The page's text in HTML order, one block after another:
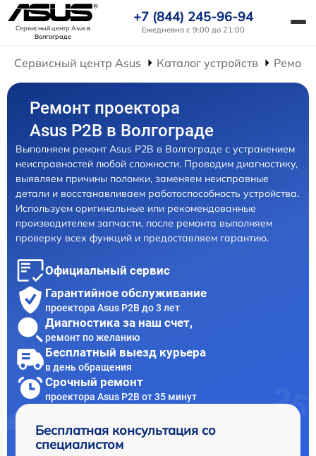
Сервисный центр Asusв
Волгограде
+7 (844) 245-96-94
Ежедневно с 9:00 до 21:00
Сервисный центр Asus Каталог устройств
Ремонт проектора
Asus P2B в Волгограде
Выполняем ремонт Asus P2B в Волгограде с устранением
неисправностей любой сложности. Проводим диагностику,
выявляем причины поломки, заменяем неисправные
детали и восстанавливаем работоспособность устройства.
Используем оригинальные или рекомендованные
производителем запчасти, после ремонта выполняем
проверку всех функций и предоставляем гарантию.
Официальный сервис
Гарантийное обслуживание
проектора Asus P2B до 3 лет
Диагностика за наш счет,
ремонт по желанию
Бесплатный выезд курьера
в день обращения
Срочный ремонт
проектора Asus P2B от 35 минут
Бесплатная консультация со
специалистом